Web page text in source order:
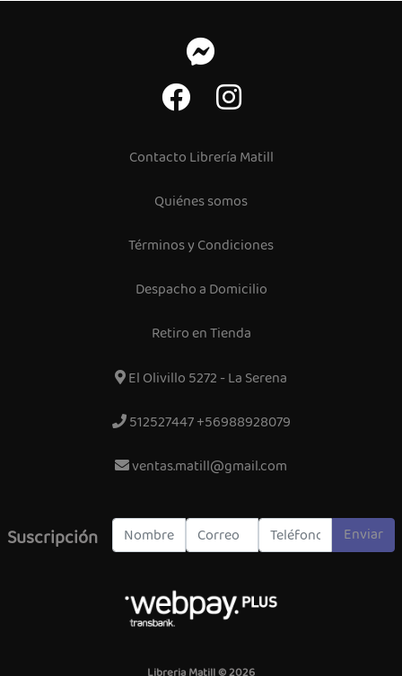
Contacto Librería Matill
Quiénes somos
Términos y Condiciones
Despacho a Domicilio
Retiro en Tienda
El Olivillo 5272 - La Serena
512527447 +56988928079
ventas.matill@gmail.com
Suscripción Enviar